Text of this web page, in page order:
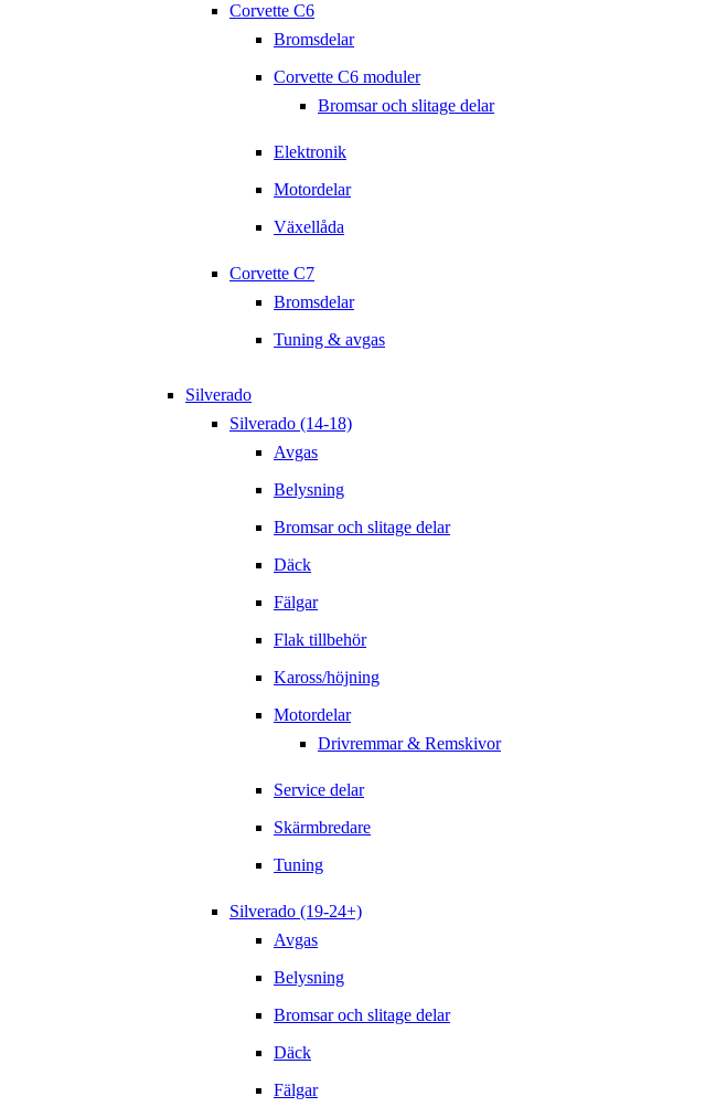
Corvette C6
Bromsdelar
Corvette C6 moduler
Bromsar och slitage delar
Elektronik
Motordelar
Växellåda
Corvette C7
Bromsdelar
Tuning & avgas
Silverado
Silverado (14-18)
Avgas
Belysning
Bromsar och slitage delar
Däck
Fälgar
Flak tillbehör
Kaross/höjning
Motordelar
Drivremmar & Remskivor
Service delar
Skärmbredare
Tuning
Silverado (19-24+)
Avgas
Belysning
Bromsar och slitage delar
Däck
Fälgar